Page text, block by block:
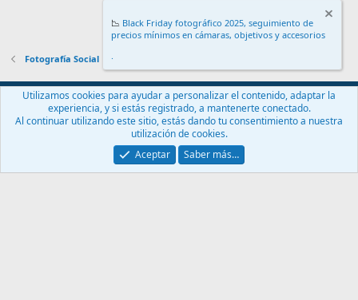
Fotografía Social
Español (ES)
Contáctanos
Términos y reglas Política de privacidad
Ayuda
Community platform by XenForo® © 2010-2024 XenForo Ltd.
📉 Black Friday fotográfico 2025, seguimiento de
precios mínimos en cámaras, objetivos y accesorios
.
Utilizamos cookies para ayudar a personalizar el contenido, adaptar la
experiencia, y si estás registrado, a mantenerte conectado.
Al continuar utilizando este sitio, estás dando tu consentimiento a nuestra
utilización de cookies.
Aceptar
Saber más…